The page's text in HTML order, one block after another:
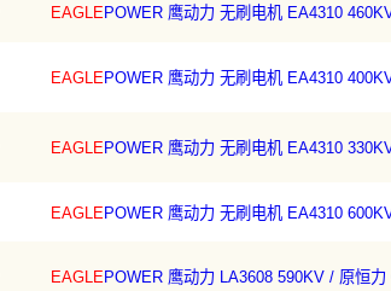
EAGLEPOWER 鹰动力 无刷电机 EA4310
EAGLEPOWER 鹰动力 无刷电机 EA4310
EAGLEPOWER 鹰动力 无刷电机 EA4310
EAGLEPOWER 鹰动力 无刷电机 EA4310
EAGLEPOWER 鹰动力 LA3608 590KV / 原恒力